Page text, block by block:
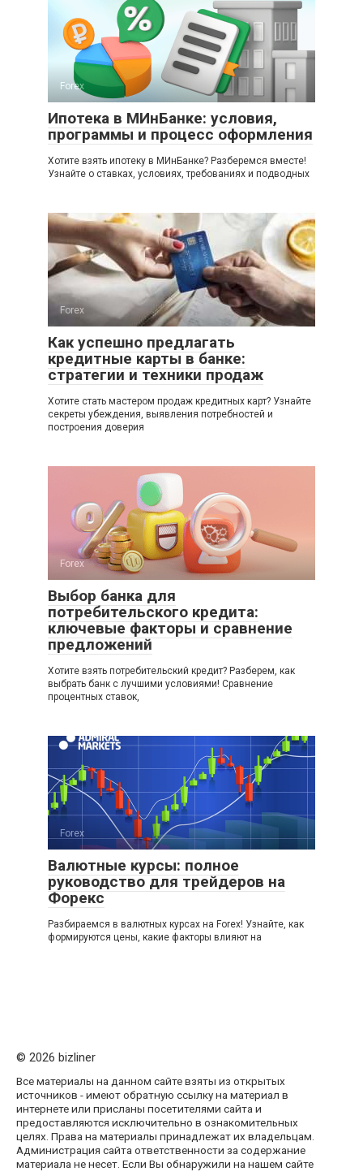
Forex
Ипотека в МИнБанке: условия,
программы и процесс оформления
Хотите взять ипотеку в МИнБанке? Разберемся вместе!
Узнайте о ставках, условиях, требованиях и подводных
Forex
Как успешно предлагать
кредитные карты в банке:
стратегии и техники продаж
Хотите стать мастером продаж кредитных карт? Узнайте
секреты убеждения, выявления потребностей и
построения доверия
Forex
Выбор банка для
потребительского кредита:
ключевые факторы и сравнение
предложений
Хотите взять потребительский кредит? Разберем, как
выбрать банк с лучшими условиями! Сравнение
процентных ставок,
Forex
Валютные курсы: полное
руководство для трейдеров на
Форекс
Разбираемся в валютных курсах на Forex! Узнайте, как
формируются цены, какие факторы влияют на
© 2026 bizliner
Все материалы на данном сайте взяты из открытых
источников - имеют обратную ссылку на материал в
интернете или присланы посетителями сайта и
предоставляются исключительно в ознакомительных
целях. Права на материалы принадлежат их владельцам.
Администрация сайта ответственности за содержание
материала не несет. Если Вы обнаружили на нашем сайте